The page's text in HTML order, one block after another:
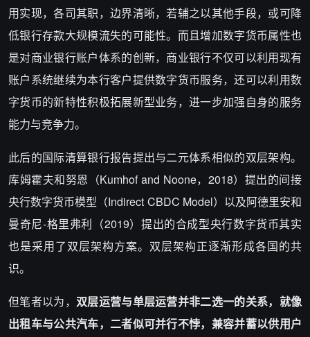
用实现，各司其职，边界清晰，若辅之以其他手段，或可降
低银行存款大规模流失的可能性。而且增加数字货币属性也
是对商业银行账户体系的创新，商业银行不仅可以利用现有
账户系统继续为本行客户提供数字货币服务，还可以利用数
字货币的新特性积极拓展新型业务，进一步加强自身的服务
能力与竞争力。
此后的国际清算银行报告提出与二元体系相似的双层架构。
库姆霍夫和努恩（Kumhof and Noone，2018）提出的间接
央行数字货币模型（Indirect CBDC Model）以及阿德里安和
曼奇尼-格里弗利（2019）提出的合成型央行数字货币其实
也是采用了双层架构方案。双层架构正逐渐形成各国的共
识。
但笔者以为， 双层运营与单层运营并非二选一的关系，就像
出租车与公共汽车，二者似可并行不悖，兼容并蓄以供用户